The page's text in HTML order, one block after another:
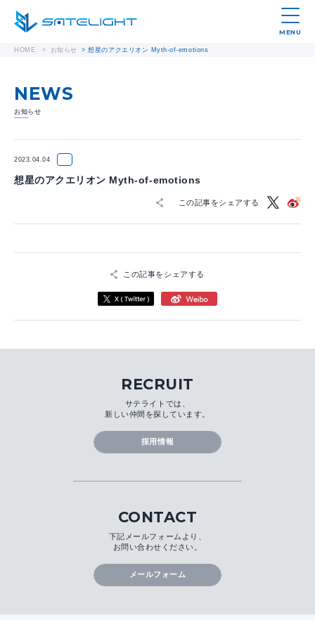
MENU
HOME > お知らせ >想星のアクエリオン Myth-of-emotions
NEWS
お知らせ
2023.04.04
想星のアクエリオン Myth-of-emotions
この記事をシェアする
この記事をシェアする
RECRUIT
サテライトでは、
新しい仲間を探しています。
採用情報
CONTACT
下記メールフォームより、
お問い合わせください。
メールフォーム